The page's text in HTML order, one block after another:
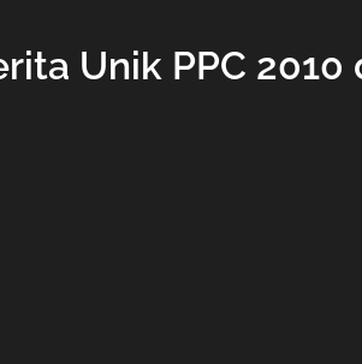
Unik PPC 2010